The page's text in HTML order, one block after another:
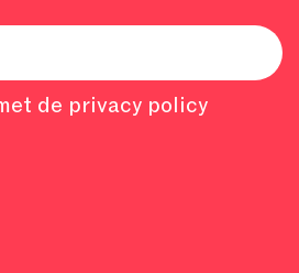
de privacy policy